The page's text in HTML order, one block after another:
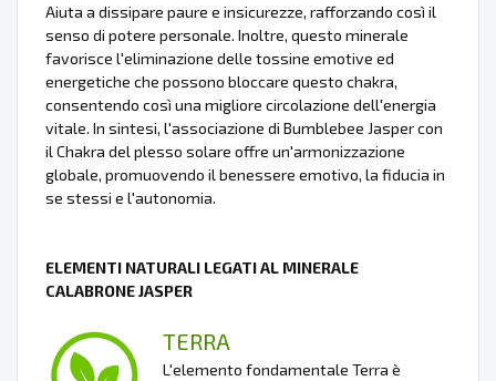
Aiuta a dissipare paure e insicurezze, rafforzando così il
senso di potere personale. Inoltre, questo minerale
favorisce l'eliminazione delle tossine emotive ed
energetiche che possono bloccare questo chakra,
consentendo così una migliore circolazione dell'energia
vitale. In sintesi, l'associazione di Bumblebee Jasper con
il Chakra del plesso solare offre un'armonizzazione
globale, promuovendo il benessere emotivo, la fiducia in
se stessi e l'autonomia.
ELEMENTI NATURALI LEGATI AL MINERALE
CALABRONE JASPER
TERRA
L'elemento fondamentale Terra è